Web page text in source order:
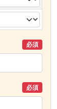
必須
必須